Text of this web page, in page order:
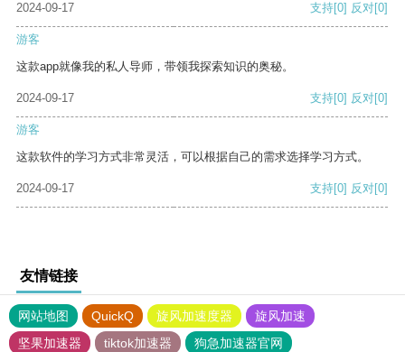
2024-09-17
支持[0] 反对[0]
游客
这款app就像我的私人导师，带领我探索知识的奥秘。
2024-09-17 支持[0] 反对[0]
游客
这款软件的学习方式非常灵活，可以根据自己的需求选择学习方式。
2024-09-17 支持[0] 反对[0]
友情链接
网站地图 QuickQ 旋风加速度器
旋风加速
坚果加速器
tiktok加速器
狗急加速器官网